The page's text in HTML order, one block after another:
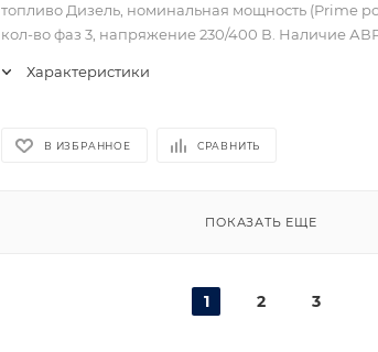
топливо Дизель, номинальная мощность (Prime
кол-во фаз 3, напряжение 230/400 В. Наличие АВР
Характеристики
В ИЗБРАННОЕ СРАВНИТЬ
ПОКАЗАТЬ ЕЩЕ
1 2 3